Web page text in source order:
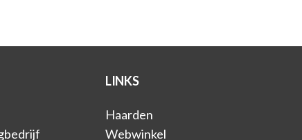
LINKS
Haarden
Webwinkel